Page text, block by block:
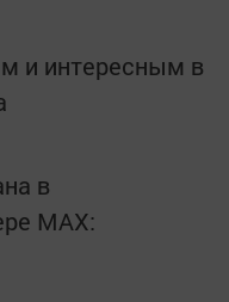
и интересным в
в
MАХ: